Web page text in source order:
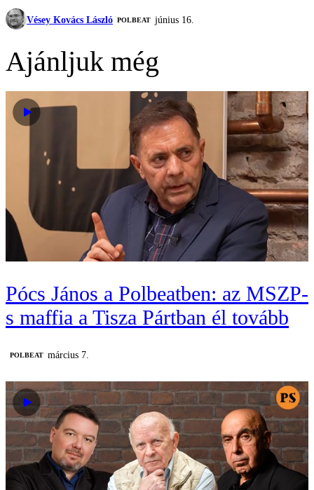
Vésey Kovács László ‎POLBEAT június 16.
Ajánljuk még
Pócs János a Polbeatben: az MSZP-
s maffia a Tisza Pártban él tovább
‎POLBEAT március 7.